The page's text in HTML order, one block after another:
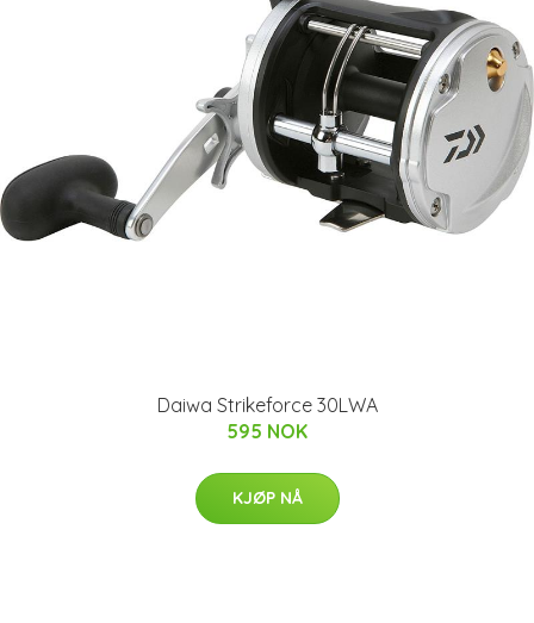
Daiwa Strikeforce 30LWA
595 NOK
KJØP NÅ